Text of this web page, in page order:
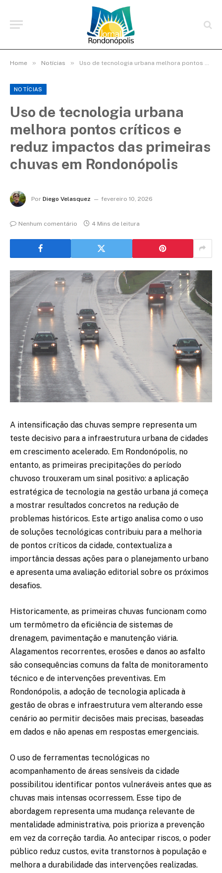
Home » Notícias » Uso de tecnologia urbana melhora pontos críticos e reduz impactos das primeiras chuvas em Rondonópolis
NOTÍCIAS
Uso de tecnologia urbana
melhora pontos críticos e
reduz impactos das primeiras
chuvas em Rondonópolis
Por Diego Velasquez fevereiro 10, 2026
Nenhum comentário 4 Mins de leitura
A intensificação das chuvas sempre representa um
teste decisivo para a infraestrutura urbana de cidades
em crescimento acelerado. Em Rondonópolis, no
entanto, as primeiras precipitações do período
chuvoso trouxeram um sinal positivo: a aplicação
estratégica de tecnologia na gestão urbana já começa
a mostrar resultados concretos na redução de
problemas históricos. Este artigo analisa como o uso
de soluções tecnológicas contribuiu para a melhoria
de pontos críticos da cidade, contextualiza a
importância dessas ações para o planejamento urbano
e apresenta uma avaliação editorial sobre os próximos
desafios.
Historicamente, as primeiras chuvas funcionam como
um termômetro da eficiência de sistemas de
drenagem, pavimentação e manutenção viária.
Alagamentos recorrentes, erosões e danos ao asfalto
são consequências comuns da falta de monitoramento
técnico e de intervenções preventivas. Em
Rondonópolis, a adoção de tecnologia aplicada à
gestão de obras e infraestrutura vem alterando esse
cenário ao permitir decisões mais precisas, baseadas
em dados e não apenas em respostas emergenciais.
O uso de ferramentas tecnológicas no
acompanhamento de áreas sensíveis da cidade
possibilitou identificar pontos vulneráveis antes que as
chuvas mais intensas ocorressem. Esse tipo de
abordagem representa uma mudança relevante de
mentalidade administrativa, pois prioriza a prevenção
em vez da correção tardia. Ao antecipar riscos, o poder
público reduz custos, evita transtornos à população e
melhora a durabilidade das intervenções realizadas.